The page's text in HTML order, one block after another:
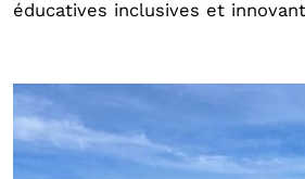
éducatives inclusives et